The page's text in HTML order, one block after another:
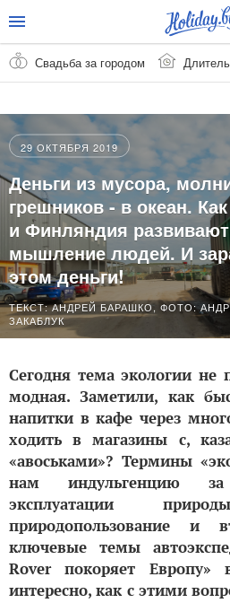
Свадьба за городом
29 ОКТЯБРЯ 2019
Деньги из мусора,
грешников - в океан.
и Финляндия развивают
мышление людей. И
этом деньги!
ТЕКСТ: АНДРЕЙ БАРАШКО, ФОТО:
ЗАКАБЛУК
Сегодня тема экологии не
модная. Заметили, как
напитки в кафе через
ходить в магазины с,
«авоськами»? Термины
нам индульгенцию
эксплуатации
природопользование и
ключевые темы
Rover покоряет Европу»
интересно, как с этими